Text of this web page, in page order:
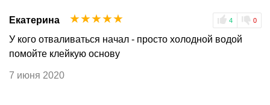
Екатерина 4 0
☆
☆
☆
☆
☆
У кого отваливаться начал - просто холодной водой
помойте клейкую основу
7 июня 2020